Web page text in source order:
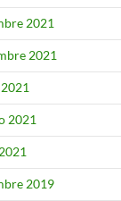
2021
2021
2021
2019